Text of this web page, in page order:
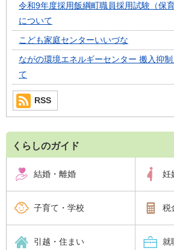
令和9年度採用飯綱町職員採用試験（保
について
こども家庭センターいいづな
ながの環境エネルギーセンター 搬入抑
て
RSS
くらしのガイド
結婚・離婚 妊
子育て・学校 税
引越・住まい 就